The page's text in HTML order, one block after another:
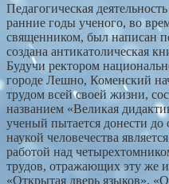
Педагогическая
ранние годы ученого, во
священником, был написан
создана антикатолическая
Будучи ректором
городе Лешно, Коменский
трудом всей своей жизни,
названием «Великая
ученый пытается донести
наукой человечества является
работой над
трудов, отражающих эту же
«Открытая дверь языков»,